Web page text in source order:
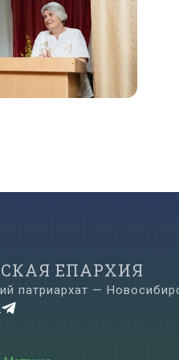
ЕПАРХИЯ
патриархат —
